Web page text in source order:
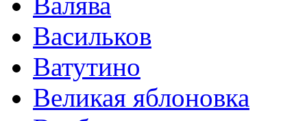
Васильков
Ватутино
Великая яблоновка